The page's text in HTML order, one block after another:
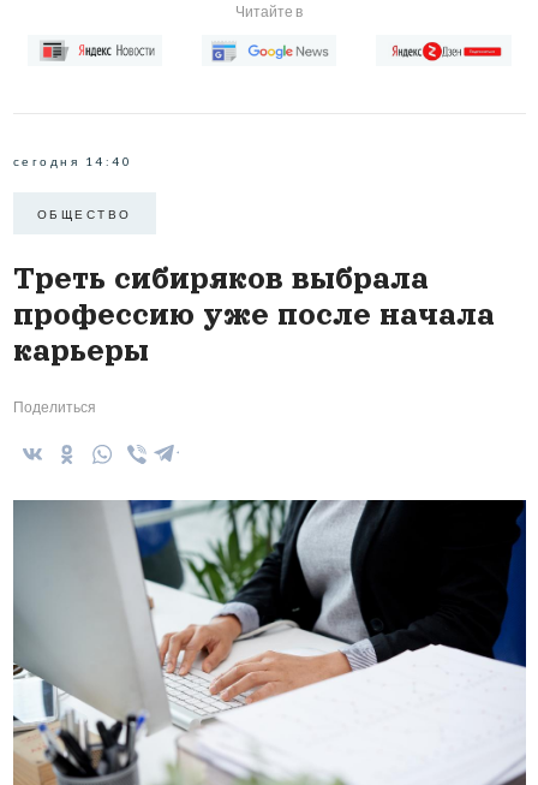
Читайте в
сегодня 14:40
ОБЩЕСТВО
Треть сибиряков выбрала
профессию уже после начала
карьеры
Поделиться